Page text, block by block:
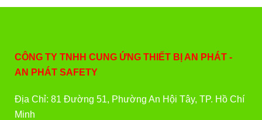
CÔNG TY TNHH CUNG ỨNG THIẾT BỊ AN PHÁT -
AN PHÁT SAFETY
Địa Chỉ: 81 Đường 51, Phường An Hội Tây, TP. Hồ Chí
Minh